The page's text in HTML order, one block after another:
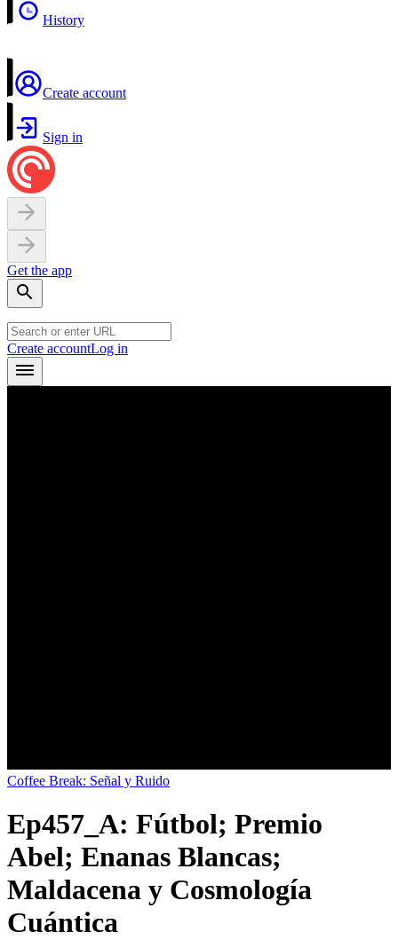
History
Create account
Sign in
Get the app
Create accountLog in
Coffee Break: Señal y Ruido
Ep457_A: Fútbol; Premio
Abel; Enanas Blancas;
Maldacena y Cosmología
Cuántica